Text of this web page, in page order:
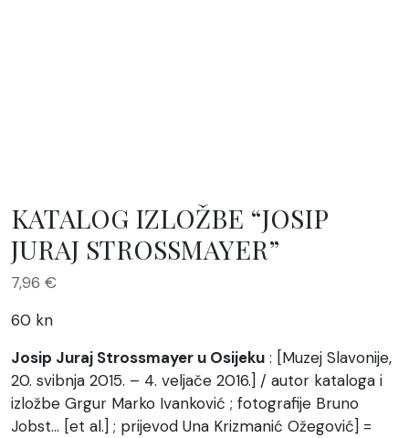
KATALOG IZLOŽBE “JOSIP
JURAJ STROSSMAYER”
7,96 €
60 kn
Josip Juraj Strossmayer u Osijeku : [Muzej Slavonije,
20. svibnja 2015. – 4. veljače 2016.] / autor kataloga i
izložbe Grgur Marko Ivanković ; fotografije Bruno
Jobst… [et al.] ; prijevod Una Krizmanić Ožegović] =